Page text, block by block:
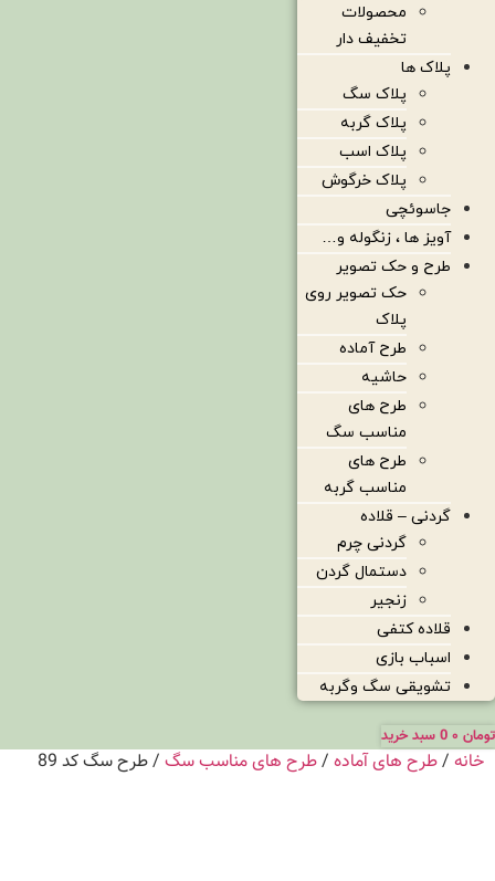
محصولات
تخفیف دار
پلاک ها
پلاک سگ
پلاک گربه
پلاک اسب
پلاک خرگوش
جاسوئچی
آویز ها ، زنگوله و…
طرح و حک تصویر
حک تصویر روی
پلاک
طرح آماده
حاشیه
طرح های
مناسب سگ
طرح های
مناسب گربه
گردنی – قلاده
گردنی چرم
دستمال گردن
زنجیر
قلاده کتفی
اسباب بازی
تشویقی سگ وگربه
تومان 0 سبد خرید
خانه /طرح های آماده /طرح های مناسب سگ / طرح سگ کد 89